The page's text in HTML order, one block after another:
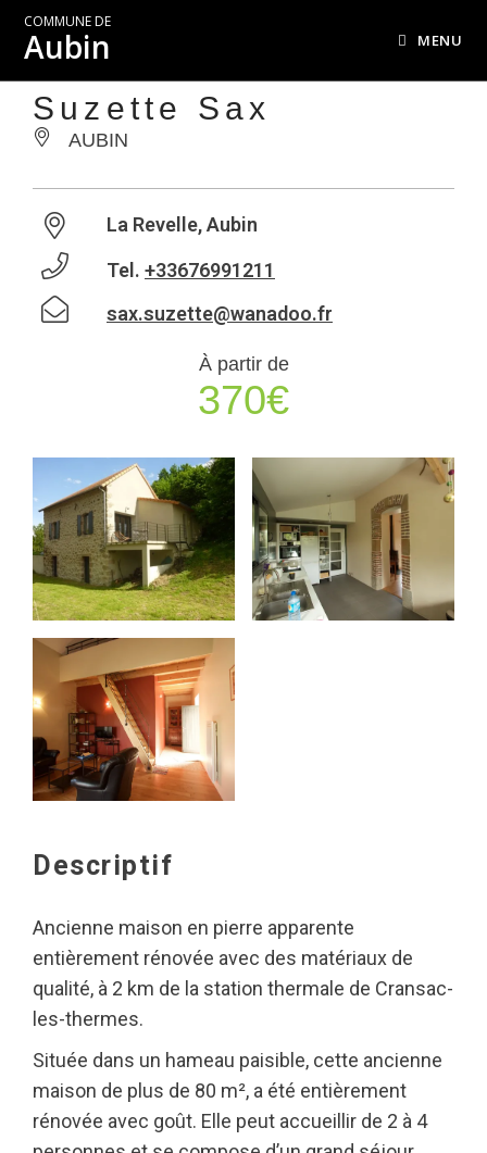
COMMUNE DE
Aubin MENU
Suzette Sax
AUBIN
La Revelle, Aubin
Tel. +33676991211
sax.suzette@wanadoo.fr
À partir de
370€
Descriptif
Ancienne maison en pierre apparente
entièrement rénovée avec des matériaux de
qualité, à 2 km de la station thermale de Cransac-
les-thermes.
Située dans un hameau paisible, cette ancienne
maison de plus de 80 m², a été entièrement
rénovée avec goût. Elle peut accueillir de 2 à 4